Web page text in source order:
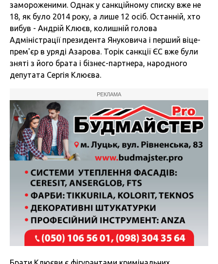
замороженими. Однак у санкційному списку вже не
18, як було 2014 року, а лише 12 осіб. Останній, хто
вибув - Андрій Клюєв, колишній голова
Адміністрації президента Януковича і перший віце-
прем'єр в уряді Азарова. Торік санкції ЄС вже були
зняті з його брата і бізнес-партнера, народного
депутата Сергія Клюєва.
РЕКЛАМА